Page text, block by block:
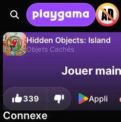
Hidden Objects: Island
Objets Cachés
progression !
Jouer
339 Appli
Connexe